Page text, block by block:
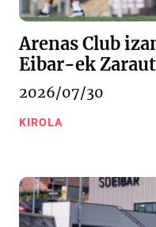
Arenas Club
Eibar-ek
2026/07/30
KIROLA